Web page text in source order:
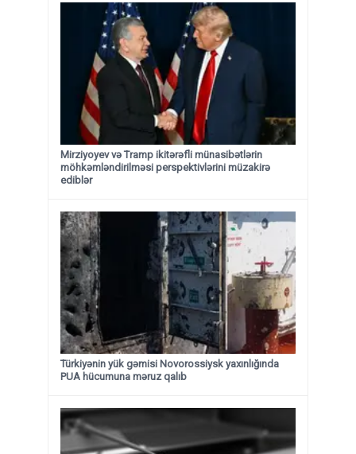
Mirziyoyev və Tramp ikitərəfli münasibətlərin
möhkəmləndirilməsi perspektivlərini müzakirə
ediblər
Türkiyənin yük gəmisi Novorossiysk yaxınlığında
PUA hücumuna məruz qalıb